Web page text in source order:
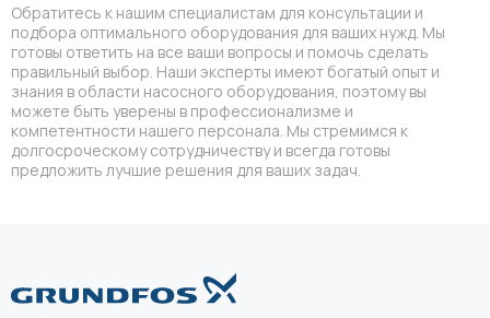
Обратитесь к нашим специалистам для консультации и
подбора оптимального оборудования для ваших нужд. Мы
готовы ответить на все ваши вопросы и помочь сделать
правильный выбор. Наши эксперты имеют богатый опыт и
знания в области насосного оборудования, поэтому вы
можете быть уверены в профессионализме и
компетентности нашего персонала. Мы стремимся к
долгосроческому сотрудничеству и всегда готовы
предложить лучшие решения для ваших задач.